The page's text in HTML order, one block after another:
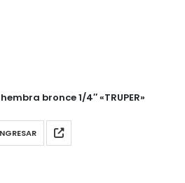
bronce 1/4″ «TRUPER»